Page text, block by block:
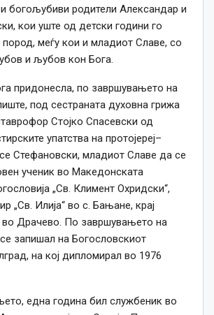
богољубиви родители Александар и
кои уште од детски години го
пород, меѓу кои и младиот Славе, со
и љубов кон Бога.
придонесла, по завршувањето на
под сестраната духовна грижа
Стојко Спасевски од
упатства на протојереј–
Стефановски, младиот Славе да се
ученик во Македонската
„Св. Климент Охридски“,
„Св. Илија“ во с. Бањане, крај
во Драчево. По завршувањето на
запишал на Богословскиот
на кој дипломирал во 1976
една година бил службеник во